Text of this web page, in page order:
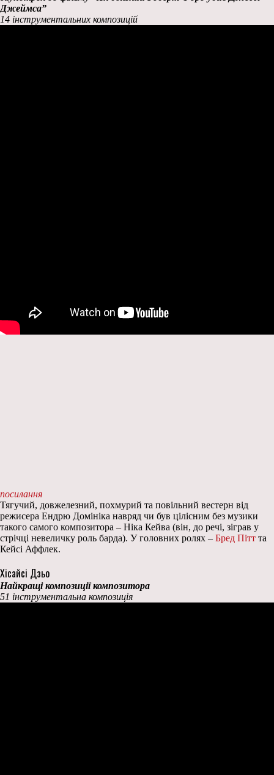
Джеймса”
14 інструментальних композицій
посилання
Тягучий, довжелезний, похмурий та повільний вестерн від
режисера Ендрю Домініка навряд чи був цілісним без музики
такого самого композитора – Ніка Кейва (він, до речі, зіграв у
стрічці невеличку роль барда). У головних ролях – Бред Пітт та
Кейсі Аффлек.
Хісайсі Дзьо
Найкращі композиції композитора
51 інструментальна композиція